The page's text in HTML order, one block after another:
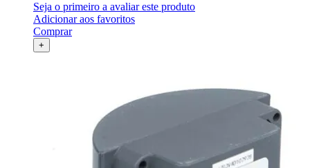
Seja o primeiro a avaliar este produto
Adicionar aos favoritos
Comprar
+